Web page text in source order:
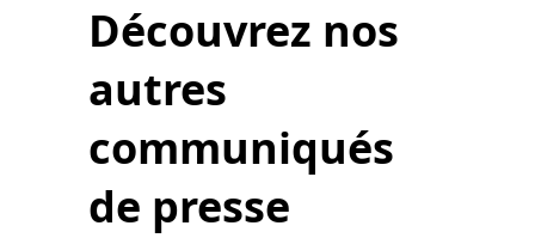
Découvrez nos
autres
communiqués
de presse